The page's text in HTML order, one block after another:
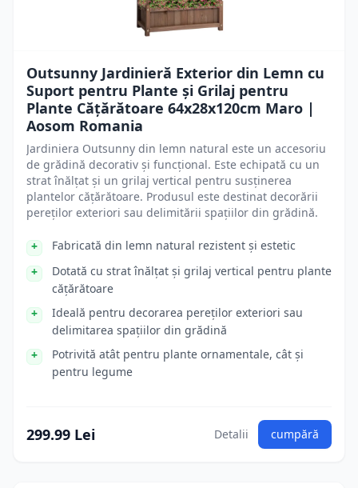
Outsunny Jardinieră Exterior din Lemn cu
Suport pentru Plante și Grilaj pentru
Plante Cățărătoare 64x28x120cm Maro |
Aosom Romania
Jardiniera Outsunny din lemn natural este un accesoriu
de grădină decorativ și funcțional. Este echipată cu un
strat înălțat și un grilaj vertical pentru susținerea
plantelor cățărătoare. Produsul este destinat decorării
pereților exteriori sau delimitării spațiilor din grădină.
Fabricată din lemn natural rezistent și estetic
Dotată cu strat înălțat și grilaj vertical pentru plante
cățărătoare
Ideală pentru decorarea pereților exteriori sau
delimitarea spațiilor din grădină
Potrivită atât pentru plante ornamentale, cât și
pentru legume
299.99 Lei Detalii cumpără